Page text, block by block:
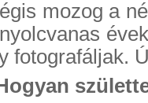
mozog a
fotografáljak.